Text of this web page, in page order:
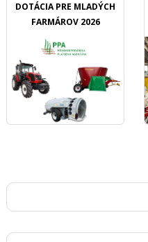
DOTÁCIA PRE MLADÝCH
FARMÁROV 2026